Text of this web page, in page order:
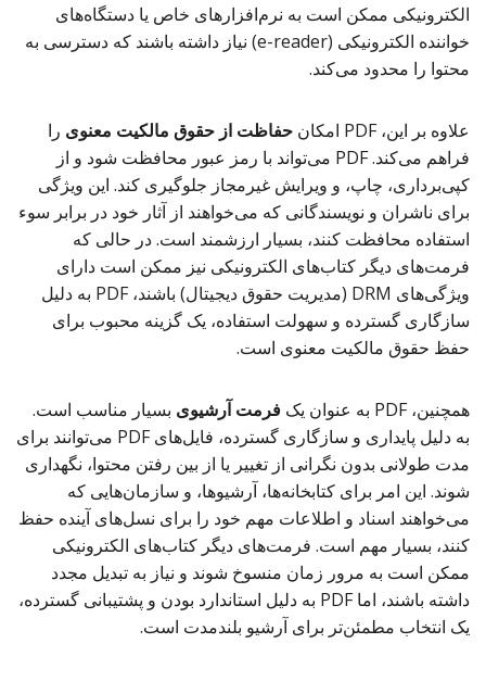
الکترونیکی ممکن است به نرم‌افزارهای خاص یا دستگاه‌های
خواننده الکترونیکی (e-reader) نیاز داشته باشند که دسترسی به
محتوا را محدود می‌کند.
علاوه بر این، PDF امکان حفاظت از حقوق مالکیت معنوی را
فراهم می‌کند. PDF می‌تواند با رمز عبور محافظت شود و از
کپی‌برداری، چاپ، و ویرایش غیرمجاز جلوگیری کند. این ویژگی
برای ناشران و نویسندگانی که می‌خواهند از آثار خود در برابر سوء
استفاده محافظت کنند، بسیار ارزشمند است. در حالی که
فرمت‌های دیگر کتاب‌های الکترونیکی نیز ممکن است دارای
ویژگی‌های DRM (مدیریت حقوق دیجیتال) باشند، PDF به دلیل
سازگاری گسترده و سهولت استفاده، یک گزینه محبوب برای
حفظ حقوق مالکیت معنوی است.
همچنین، PDF به عنوان یک فرمت آرشیوی بسیار مناسب است.
به دلیل پایداری و سازگاری گسترده، فایل‌های PDF می‌توانند برای
مدت طولانی بدون نگرانی از تغییر یا از بین رفتن محتوا، نگهداری
شوند. این امر برای کتابخانه‌ها، آرشیوها، و سازمان‌هایی که
می‌خواهند اسناد و اطلاعات مهم خود را برای نسل‌های آینده حفظ
کنند، بسیار مهم است. فرمت‌های دیگر کتاب‌های الکترونیکی
ممکن است به مرور زمان منسوخ شوند و نیاز به تبدیل مجدد
داشته باشند، اما PDF به دلیل استاندارد بودن و پشتیبانی گسترده،
یک انتخاب مطمئن‌تر برای آرشیو بلندمدت است.